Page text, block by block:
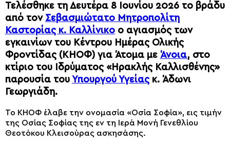
Τελέσθηκε τη Δευτέρα 8 Ιουνίου 2026 το βράδυ
από τον Σεβασμιώτατο Μητροπολίτη
Καστορίας κ. Καλλίνικο ο αγιασμός των
εγκαινίων του Κέντρου Ημέρας Ολικής
Φροντίδας (ΚΗΟΦ) για Άτομα με Άνοια, στο
κτίριο του Ιδρύματος «Ηρακλής Καλλισθένης»
παρουσία του Υπουργού Υγείας κ. Άδωνι
Γεωργιάδη.
Το ΚΗΟΦ έλαβε την ονομασία «Οσία Σοφία», εις τιμήν
της Οσίας Σοφίας της εν τη Ιερά Μονή Γενεθλίου
Θεοτόκου Κλεισούρας ασκησάσης.